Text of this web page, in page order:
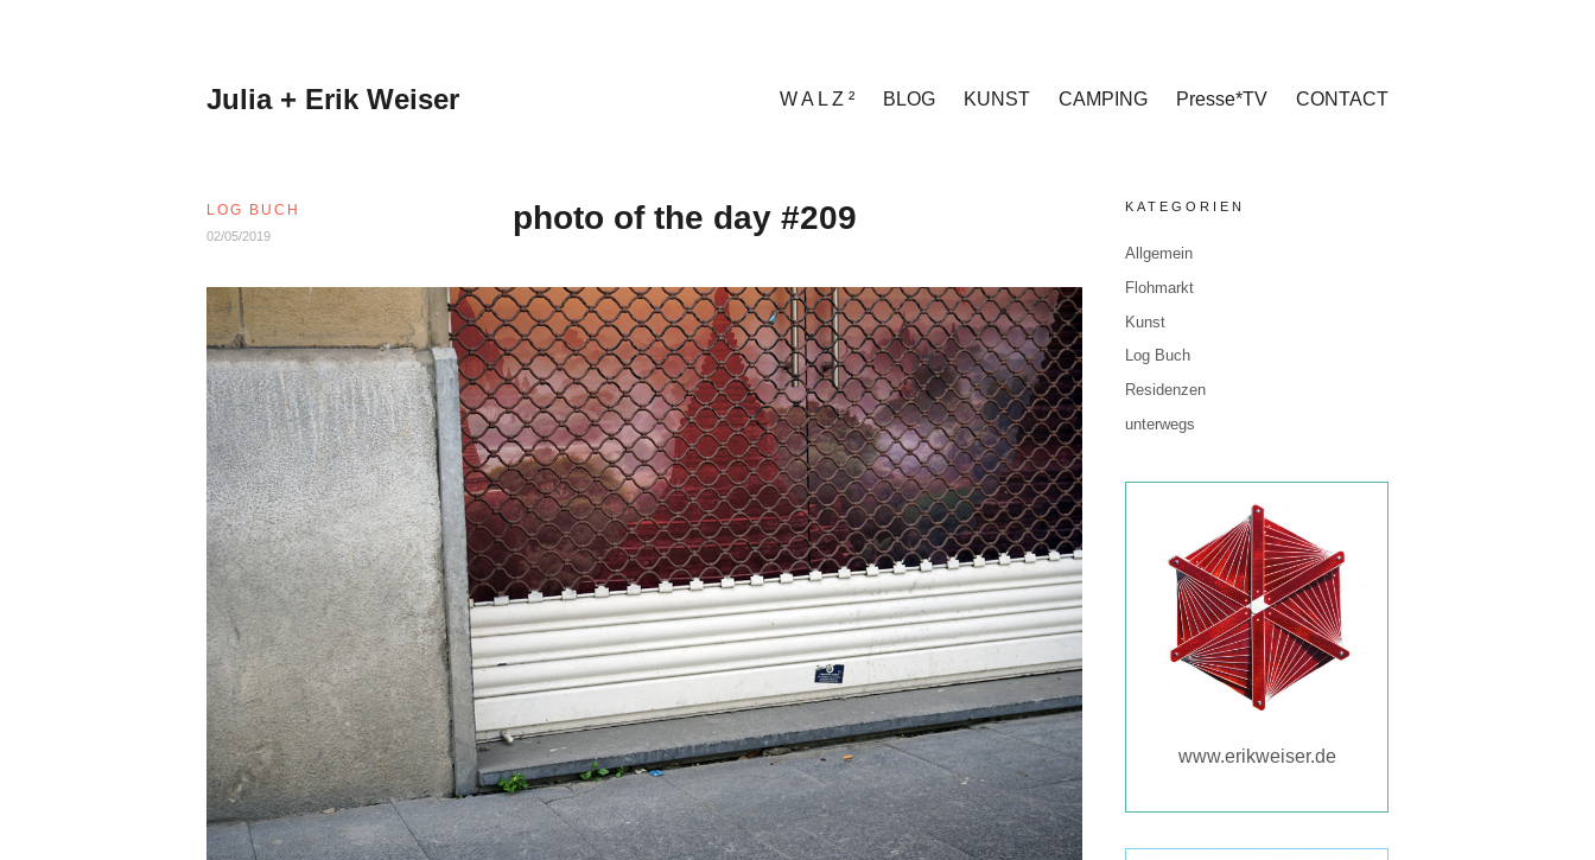
Julia + Erik Weiser W A L Z ² BLOG KUNST CAMPING Presse*TV CONTACT
photo of the day #209
LOG BUCH
02/05/2019
KATEGORIEN
Allgemein
Flohmarkt
Kunst
Log Buch
Residenzen
unterwegs
www.erikweiser.de